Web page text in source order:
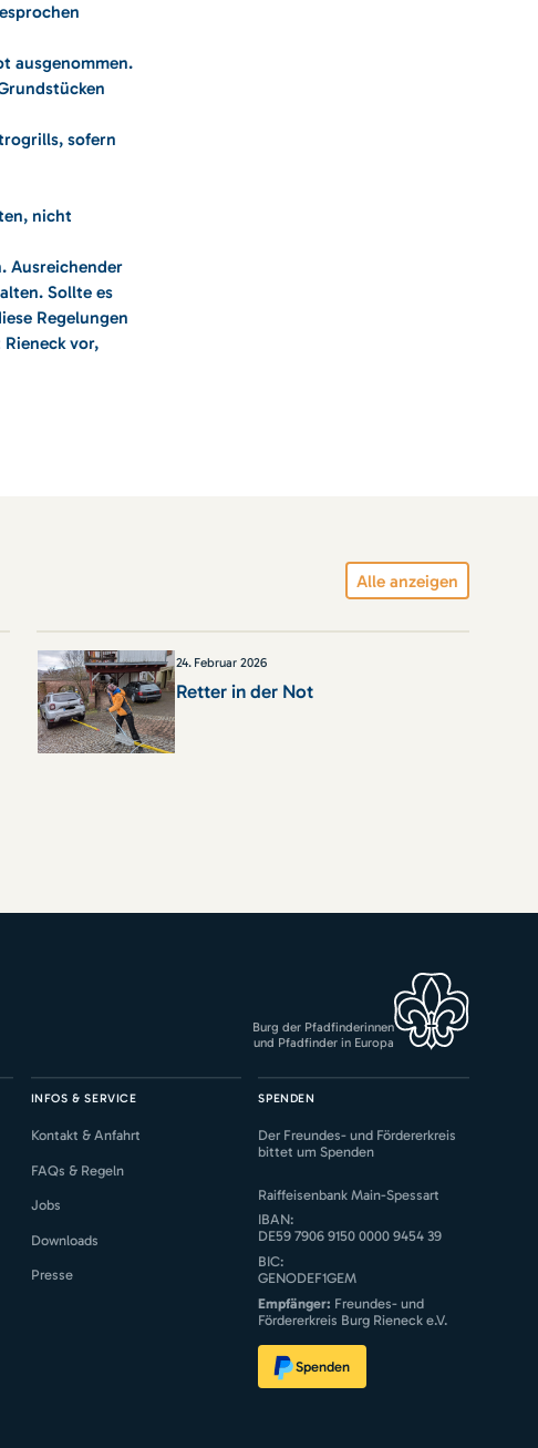
ausgenommen.
sofern
nicht
Ausreichender
Sollte es
Regelungen
vor,
Alle anzeigen
24. Februar 2026
Retter in der Not
Burg der Pfadfinderinnen
und Pfadfinder in Europa
SPENDEN
Der Freundes- und Fördererkreis
bittet um Spenden
Raiffeisenbank Main-Spessart
IBAN:
DE59 7906 9150 0000 9454 39
BIC:
GENODEF1GEM
Empfänger: Freundes- und
Fördererkreis Burg Rieneck e.V.
Spenden
INFOS & SERVICE
Kontakt & Anfahrt
FAQs & Regeln
Jobs
Downloads
Presse